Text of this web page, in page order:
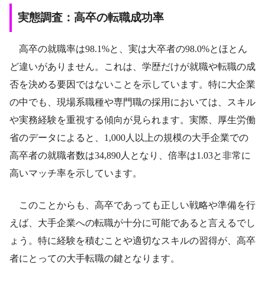
実態調査：高卒の転職成功率
高卒の就職率は98.1%と、実は大卒者の98.0%とほとん
ど違いがありません。これは、学歴だけが就職や転職の成
否を決める要因ではないことを示しています。特に大企業
の中でも、現場系職種や専門職の採用においては、スキル
や実務経験を重視する傾向が見られます。実際、厚生労働
省のデータによると、1,000人以上の規模の大手企業での
高卒者の就職者数は34,890人となり、倍率は1.03と非常に
高いマッチ率を示しています。
このことからも、高卒であっても正しい戦略や準備を行
えば、大手企業への転職が十分に可能であると言えるでし
ょう。特に経験を積むことや適切なスキルの習得が、高卒
者にとっての大手転職の鍵となります。